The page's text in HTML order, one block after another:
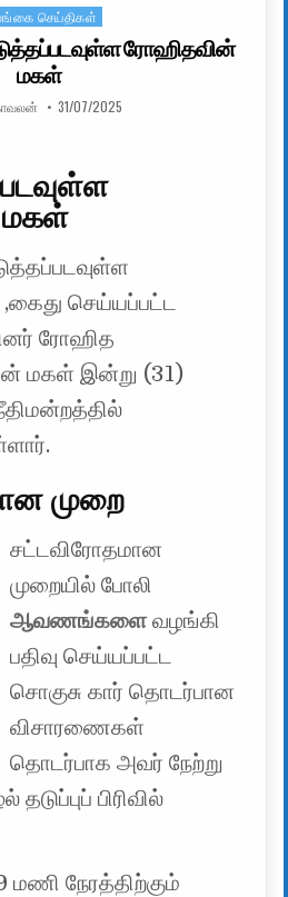
in
செய்திகள்
ரோஹிதவின்
மகள்
PUBLISHED DATE:
31/07/2025
செய்யப்பட்ட
ரோஹித
மகள் இன்று (31)
முறை
சட்டவிரோதமான
முறையில் போலி
ஆவணங்களைவழங்கி
பதிவு செய்யப்பட்ட
சொகுசு கார் தொடர்பான
விசாரணைகள்
தொடர்பாக அவர் நேற்று
பிரிவில்
மணி நேரத்திற்கும்